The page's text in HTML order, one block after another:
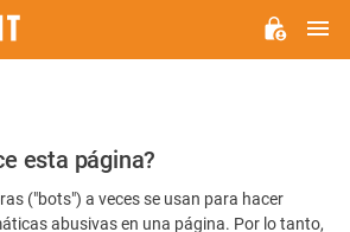
esta página?
("bots") a veces se usan para hacer
abusivas en una página. Por lo tanto,